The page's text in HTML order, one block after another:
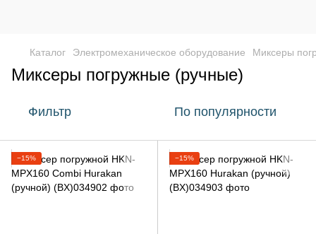
Каталог Электромеханическое оборудование Миксеры
Миксеры погружные (ручные)
Фильтр По популярности
−15% −15%